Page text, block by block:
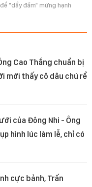
"dẩy đầm" mừng hạnh
Cao Thắng chuẩn bị
mới thấy cô dâu chú rể
của Đông Nhi - Ông
hình lúc làm lễ, chỉ có
cực bảnh, Trấn